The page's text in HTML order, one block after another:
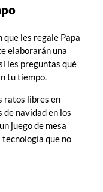
les regale Papa
elaborarán una
les preguntas qué
tu tiempo.
ratos libres en
navidad en los
juego de mesa
que no